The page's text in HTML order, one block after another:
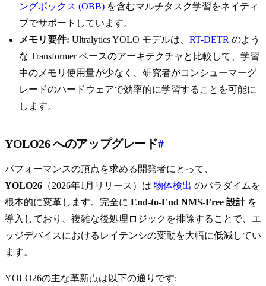
ングボックス (OBB) を含むマルチタスク学習をネイティ
ブでサポートしています。
メモリ要件: Ultralytics YOLO モデルは、 RT-DETR のよう
な Transformer ベースのアーキテクチャと比較して、学習
中のメモリ使用量が少なく、研究者がコンシューマーグ
レードのハードウェアで効率的に学習することを可能に
します。
YOLO26 へのアップグレード#
パフォーマンスの頂点を求める開発者にとって、
YOLO26 （2026年1月リリース）は 物体検出 のパラダイムを
根本的に変革します。完全に End-to-End NMS-Free 設計を
導入しており、複雑な後処理ロジックを排除することで、エ
ッジデバイスにおけるレイテンシの変動を大幅に低減してい
ます。
YOLO26の主な革新点は以下の通りです: